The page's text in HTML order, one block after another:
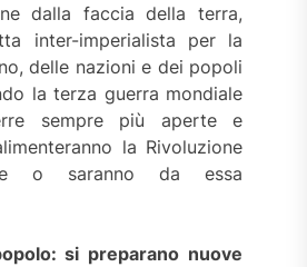
dalla faccia della terra,
inter-imperialista per la
delle nazioni e dei popoli
la terza guerra mondiale
sempre più aperte e
la Rivoluzione
o saranno da essa
si preparano nuove